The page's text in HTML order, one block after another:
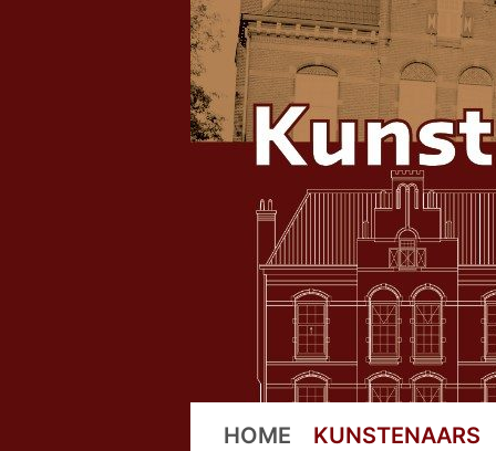
HOME KUNSTENAARS